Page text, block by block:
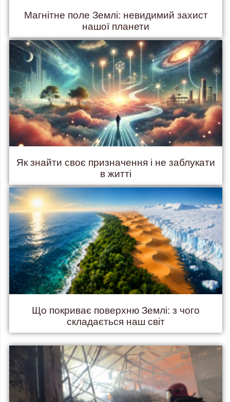
Магнітне поле Землі: невидимий захист
нашої планети
Як знайти своє призначення і не заблукати
в житті
Що покриває поверхню Землі: з чого
складається наш світ